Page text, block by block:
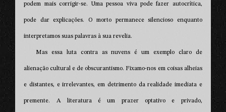
podem mais corrigir-se. Uma pessoa viva pode fazer autocrítica,
pode dar explicações. O morto permanece silencioso enquanto
interpretamos suas palavras à sua revelia.
Mas essa luta contra as nuvens é um exemplo claro de
alienação cultural e de obscurantismo. Fixamo-nos em coisas alheias
e distantes, e irrelevantes, em detrimento da realidade imediata e
premente. A literatura é um prazer optativo e privado,